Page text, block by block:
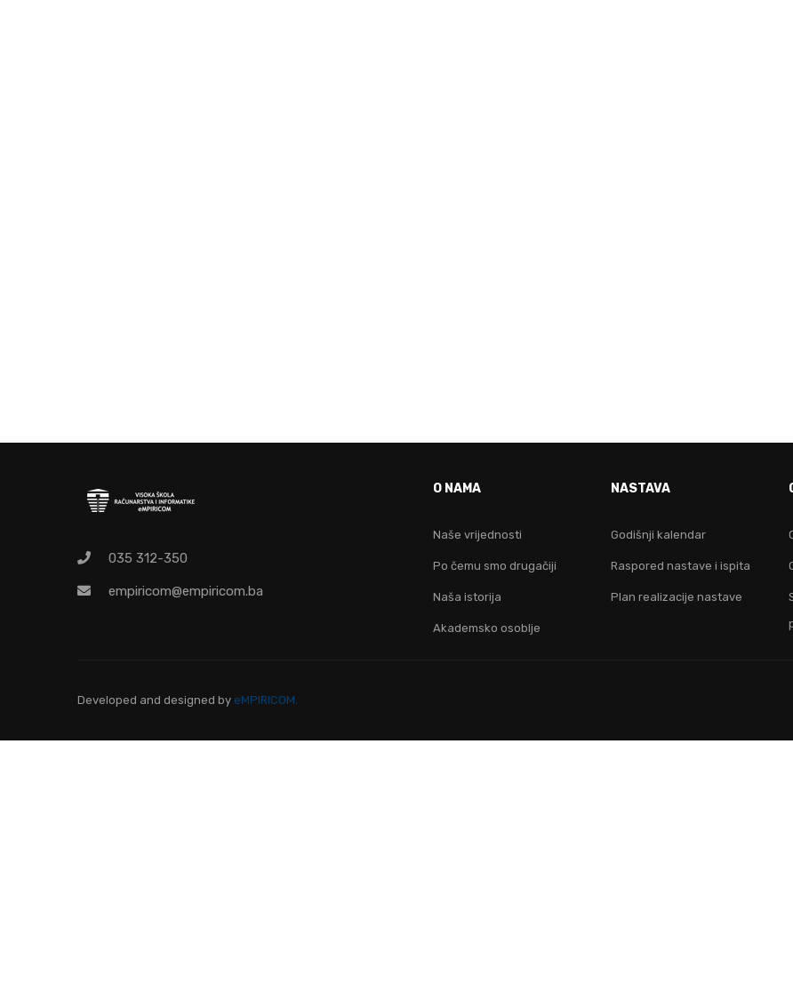
035 312-350
empiricom@empiricom.ba
O NAMA
Naše vrijednosti
Po čemu smo drugačiji
Naša istorija
Akademsko osoblje
NASTAVA
Godišnji kalendar
Raspored nastave i ispita
Plan realizacije nastave
Developed and designed by eMPIRICOM.
OVO JE FAKULTET ZA